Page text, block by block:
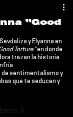
A...
“Good
Sevdaliza y Elyanna en
Torture” en donde
trazan la historia
sentimentalismo y
que te seducen y